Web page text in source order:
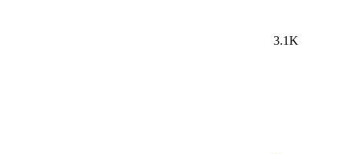
3.1K